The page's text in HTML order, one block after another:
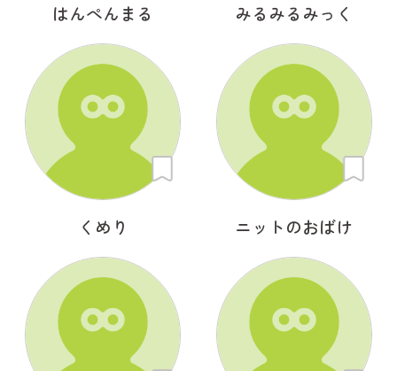
はんぺんまる みるみるみっく
くめり ニットのおばけ